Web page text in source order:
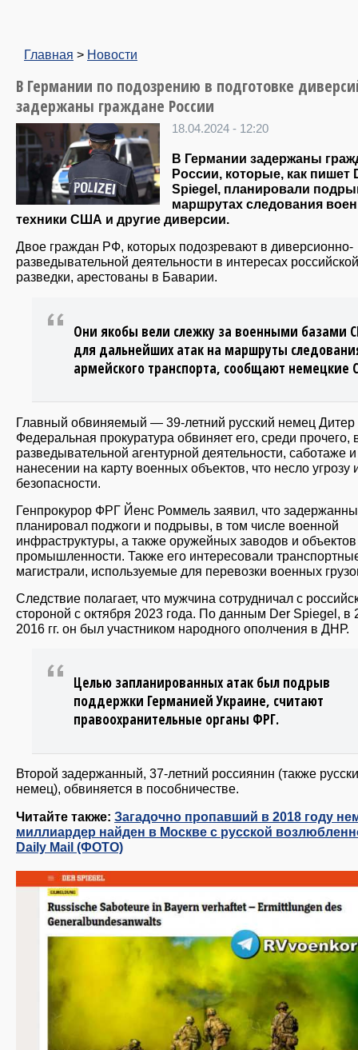
Главная > Новости
В Германии по подозрению в подготовке
задержаны граждане России
18.04.2024 - 12:20
В Германии задержаны
России, которые, как пишет
Spiegel, планировали
маршрутах следования
техники США и другие диверсии.
Двое граждан РФ, которых подозревают в диверсионно-
разведывательной деятельности в интересах российской
разведки, арестованы в Баварии.
Они якобы вели слежку за военными базами
для дальнейших атак на маршруты
армейского транспорта, сообщают немецкие
Главный обвиняемый — 39-летний русский немец
Федеральная прокуратура обвиняет его, среди прочего,
разведывательной агентурной деятельности, саботаже и
нанесении на карту военных объектов, что несло угрозу
безопасности.
Генпрокурор ФРГ Йенс Роммель заявил, что
планировал поджоги и подрывы, в том числе военной
инфраструктуры, а также оружейных заводов и объектов
промышленности. Также его интересовали
магистрали, используемые для перевозки военных
Следствие полагает, что мужчина сотрудничал с
стороной с октября 2023 года. По данным Der Spiegel, в
2016 гг. он был участником народного ополчения в ДНР.
Целью запланированных атак был подрыв
поддержки Германией Украине, считают
правоохранительные органы ФРГ.
Второй задержанный, 37-летний россиянин (также
немец), обвиняется в пособничестве.
Читайте также: Загадочно пропавший в 2018 году
миллиардер найден в Москве с русской
Daily Mail (ФОТО)